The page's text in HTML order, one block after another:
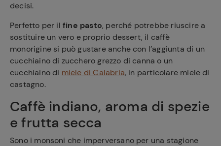
decisi.
Perfetto per ilfine pasto, perché potrebbe riuscire a
sostituire un vero e proprio dessert, il caffè
monorigine si può gustare anche con l’aggiunta di un
cucchiaino di zucchero grezzo di canna o un
cucchiaino di miele di Calabria, in particolare miele di
castagno.
Caffè indiano, aroma di spezie
e frutta secca
Sono i monsoni che imperversano per una stagione